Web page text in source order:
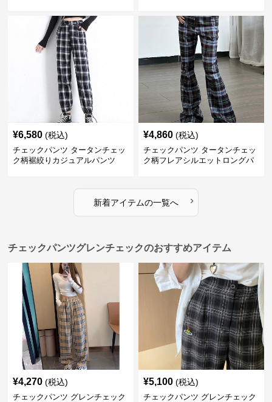
¥6,580 (税込)
チェックパンツ タータンチェッ
ク柄裾絞りカジュアルパンツ
¥4,860 (税込)
チェックパンツ タータンチェッ
ク柄フレアシルエットロングパ
新着アイテムの一覧へ ›
チェックパンツグレンチェックのおすすめアイテム
¥4,270 (税込)
チェックパンツ グレンチェック
¥5,100 (税込)
チェックパンツ グレンチェック